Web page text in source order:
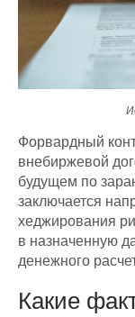
Форвардный
внебиржевой
будущем по
заключается
хеджирования
в назначенную
денежного
Какие